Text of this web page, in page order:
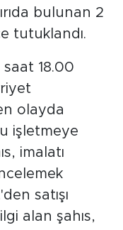
bulunan 2
tutuklandı.
18.00
olayda
işletmeye
imalatı
satışı
alan şahıs,